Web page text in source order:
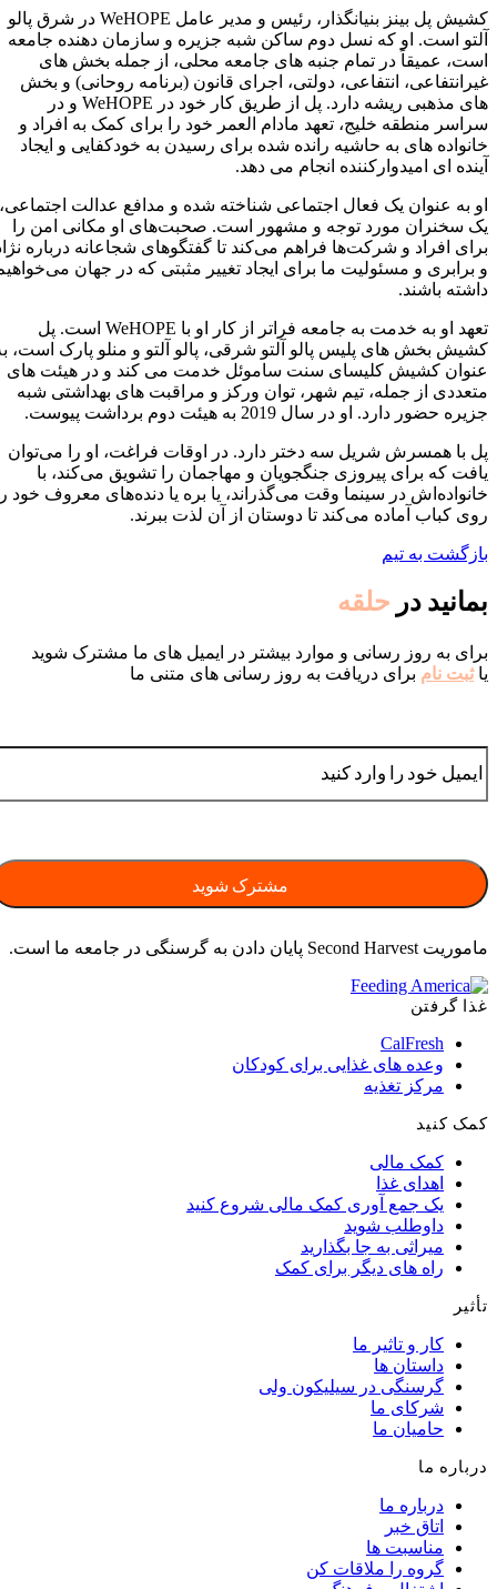
کشیش پل بینز بنیانگذار، رئیس و مدیر عامل WeHOPE در شرق پالو
آلتو است. او که نسل دوم ساکن شبه جزیره و سازمان دهنده جامعه
است، عمیقاً در تمام جنبه های جامعه محلی، از جمله بخش های
غیرانتفاعی، انتفاعی، دولتی، اجرای قانون (برنامه روحانی) و بخش
های مذهبی ریشه دارد. پل از طریق کار خود در WeHOPE و در
سراسر منطقه خلیج، تعهد مادام العمر خود را برای کمک به افراد و
خانواده های به حاشیه رانده شده برای رسیدن به خودکفایی و ایجاد
آینده ای امیدوارکننده انجام می دهد.
او به عنوان یک فعال اجتماعی شناخته شده و مدافع عدالت اجتماعی،
یک سخنران مورد توجه و مشهور است. صحبت‌های او مکانی امن را
برای افراد و شرکت‌ها فراهم می‌کند تا گفتگوهای شجاعانه درباره
و برابری و مسئولیت ما برای ایجاد تغییر مثبتی که در جهان
داشته باشند.
تعهد او به خدمت به جامعه فراتر از کار او با WeHOPE است. پل
کشیش بخش های پلیس پالو آلتو شرقی، پالو آلتو و منلو پارک است،
عنوان کشیش کلیسای سنت ساموئل خدمت می کند و در هیئت های
متعددی از جمله، تیم شهر، توان ورکز و مراقبت های بهداشتی شبه
جزیره حضور دارد. او در سال 2019 به هیئت دوم برداشت پیوست.
پل با همسرش شریل سه دختر دارد. در اوقات فراغت، او را می‌توان
یافت که برای پیروزی جنگجویان و مهاجمان را تشویق می‌کند، با
خانواده‌اش در سینما وقت می‌گذراند، یا بره یا دنده‌های معروف خود
روی کباب آماده می‌کند تا دوستان از آن لذت ببرند.
بازگشت به تیم
بمانید در حلقه
برای به روز رسانی و موارد بیشتر در ایمیل های ما مشترک شوید
یاثبت نام برای دریافت به روز رسانی های متنی ما
ماموریت Second Harvest پایان دادن به گرسنگی در جامعه ما است.
غذا گرفتن
CalFresh
وعده های غذایی برای کودکان
مرکز تغذیه
کمک کنید
کمک مالی
اهدای غذا
یک جمع آوری کمک مالی شروع کنید
داوطلب شوید
میراثی به جا بگذارید
راه های دیگر برای کمک
تأثیر
کار و تاثیر ما
داستان ها
گرسنگی در سیلیکون ولی
شرکای ما
حامیان ما
درباره ما
درباره ما
اتاق خبر
مناسبت ها
گروه را ملاقات کن